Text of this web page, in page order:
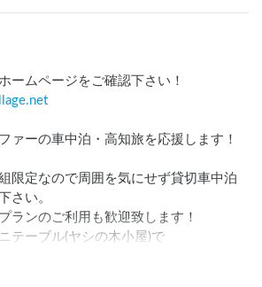
ァーの車中泊・高知旅を応援します！
限定なので周囲を気にせず貸切車中泊
さい。
ランのご利用も歓迎致します！
テーブル(ヤシの木小屋)で
（有料）もご用意できますのでお気軽